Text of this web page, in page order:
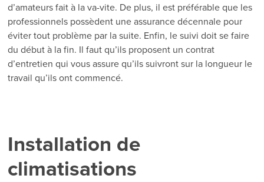
d’amateurs fait à la va-vite. De plus, il est préférable que les
professionnels possèdent une assurance décennale pour
éviter tout problème par la suite. Enfin, le suivi doit se faire
du début à la fin. Il faut qu’ils proposent un contrat
d’entretien qui vous assure qu’ils suivront sur la longueur le
travail qu’ils ont commencé.
Installation de
climatisations